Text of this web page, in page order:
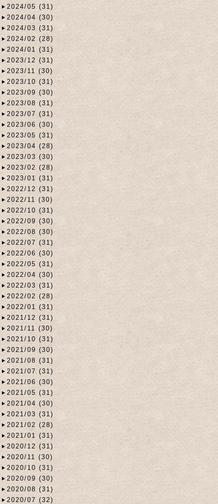
2024/05 (31)
2024/04 (30)
2024/03 (31)
2024/02 (28)
2024/01 (31)
2023/12 (31)
2023/11 (30)
2023/10 (31)
2023/09 (30)
2023/08 (31)
2023/07 (31)
2023/06 (30)
2023/05 (31)
2023/04 (28)
2023/03 (30)
2023/02 (28)
2023/01 (31)
2022/12 (31)
2022/11 (30)
2022/10 (31)
2022/09 (30)
2022/08 (30)
2022/07 (31)
2022/06 (30)
2022/05 (31)
2022/04 (30)
2022/03 (31)
2022/02 (28)
2022/01 (31)
2021/12 (31)
2021/11 (30)
2021/10 (31)
2021/09 (30)
2021/08 (31)
2021/07 (31)
2021/06 (30)
2021/05 (31)
2021/04 (30)
2021/03 (31)
2021/02 (28)
2021/01 (31)
2020/12 (31)
2020/11 (30)
2020/10 (31)
2020/09 (30)
2020/08 (31)
2020/07 (32)